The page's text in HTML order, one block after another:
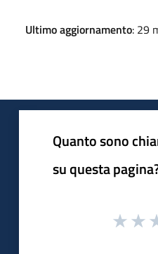
Ultimo aggiornamento: 29
Quanto sono
su questa